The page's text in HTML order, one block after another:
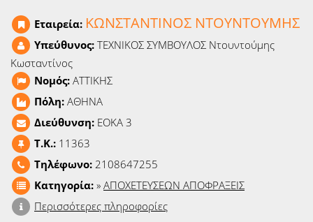
Βιβλία
Ειδήσεις
Παιχνίδια
Ραδιόφωνο
Ταινίες
Εταιρεία: ΚΩΝΣΤΑΝΤΙΝΟΣ ΝΤΟΥΝΤΟΥΜΗΣ
Υπεύθυνος: ΤΕΧΝΙΚΟΣ ΣΥΜΒΟΥΛΟΣ Ντουντούμης
Κωσταντίνος
Νομός: ΑΤΤΙΚΗΣ
Πόλη: ΑΘΗΝΑ
Διεύθυνση: ΕΟΚΑ 3
T.K.: 11363
Τηλέφωνο: 2108647255
Κατηγορία: » ΑΠΟΧΕΤΕΥΣΕΩΝ ΑΠΟΦΡΑΞΕΙΣ
Περισσότερες πληροφορίες